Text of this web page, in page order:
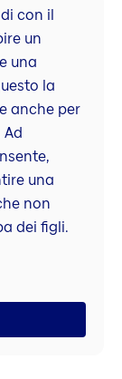
con il
un
una
la
anche per
una
non
dei figli.